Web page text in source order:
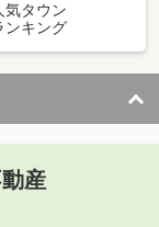
気タウン
ンキング
産